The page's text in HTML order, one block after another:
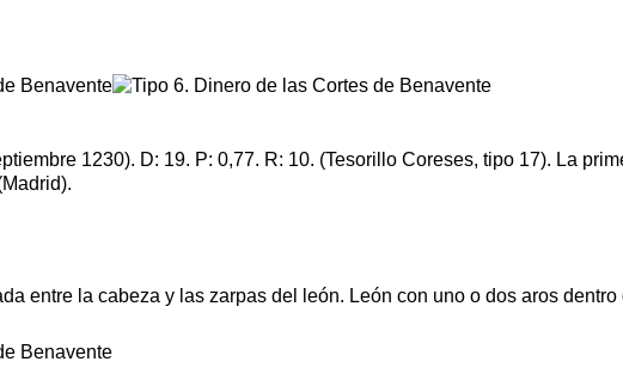
1230). D: 19. P: 0,77. R: 10. (Tesorillo Coreses, tipo 17). La
entre la cabeza y las zarpas del león. León con uno o dos aros dentro